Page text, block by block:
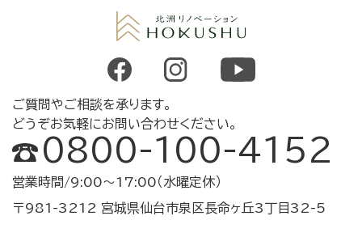
ご質問やご相談を承ります。
どうぞお気軽にお問い合わせください。
0800-100-4152
営業時間/9:00～17:00（水曜定休）
〒981-3212 宮城県仙台市泉区長命ヶ丘3丁目32-5